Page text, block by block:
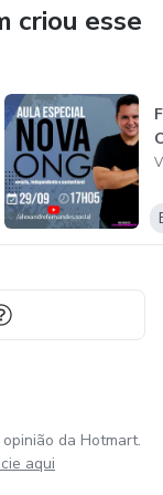
criou esse
da Hotmart.
aqui